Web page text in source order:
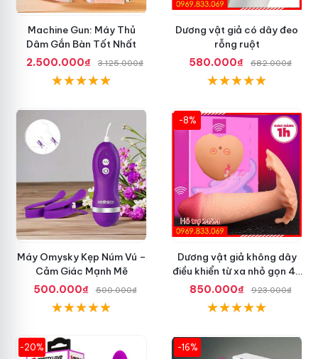
Machine Gun: Máy Thủ
Dâm Gắn Bàn Tốt Nhất
2.500.000₫
3.125.000₫
Dương vật giả có dây đeo
rỗng ruột
580.000₫
682.000₫
Máy Omysky Kẹp Núm Vú –
Cảm Giác Mạnh Mẽ
500.000₫
500.000₫
-8%
Dương vật giả không dây
điều khiển từ xa nhỏ gọn 42
độ
850.000₫ 923.000₫
-20% -16%